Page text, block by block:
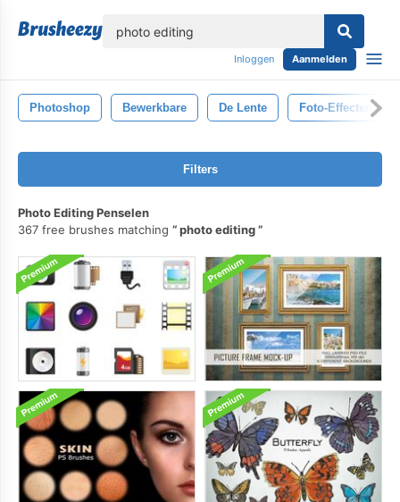
Inloggen Aanmelden
Photoshop Bewerkbare De Lente Foto-Effecten
Filters
Photo Editing Penselen
367 free brushes matching
photo editing